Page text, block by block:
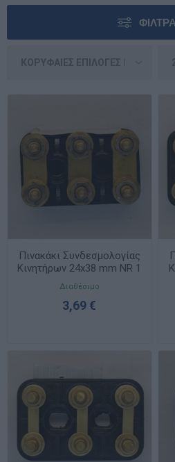
ΦΊΛΤΡΑ
Πινακάκι Συνδεσμολογίας
Κινητήρων 24x38 mm NR 1
Διαθέσιμο
3,69 €